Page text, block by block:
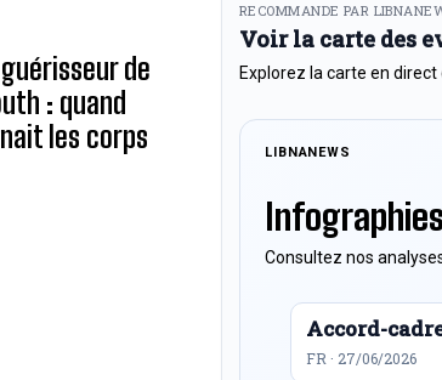
de
: quand
les corps
RECOMMANDE PAR
Voir la carte des
Explorez la carte en
LIBNANEWS
Consultez nos
Accord-
FR · 27/06/2026